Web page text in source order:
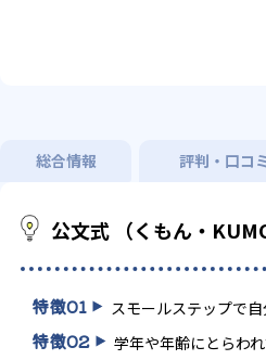
総合情報 評判・口コ
公文式 （くもん・
特徴01 スモールステップで
特徴02 学年や年齢にとらわ